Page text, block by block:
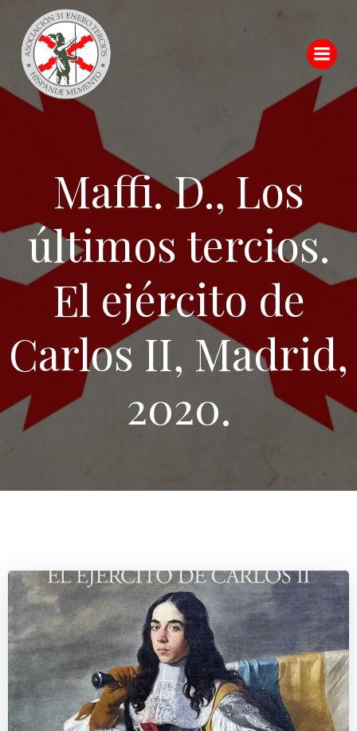
Maffi. D., Los
últimos tercios.
El ejército de
Carlos II, Madrid,
2020.